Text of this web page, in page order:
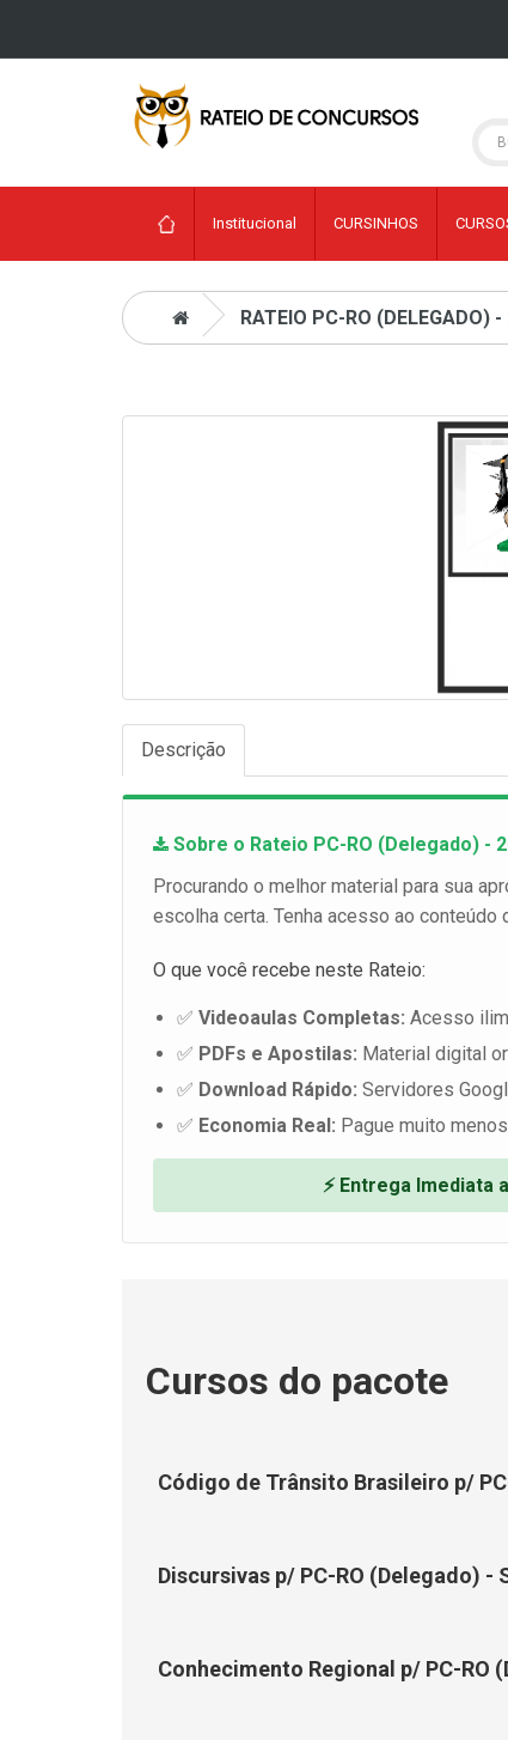
Institucional CURSINHOS
RATEIO PC-RO (DELEGADO)
Descrição
Sobre o Rateio PC-RO (Delegado) -
Procurando o melhor material para sua
escolha certa. Tenha acesso ao
O que você recebe neste Rateio:
✅ Videoaulas Completas: Acesso
✅ PDFs e Apostilas: Material digital
✅ Download Rápido: Servidores
✅ Economia Real: Pague muito
⚡ Entrega
Cursos do pacote
Código de Trânsito Brasileiro p/
Discursivas p/ PC-RO (Delegado) -
Conhecimento Regional p/ PC-RO